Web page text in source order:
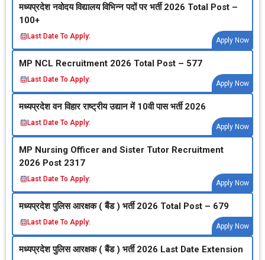
मध्‍यप्रदेश नवोदय विद्यालय विभिन्‍न पदों पर भर्ती 2026 Total Post –
100+
Last Date To Apply:
Apply Now
MP NCL Recruitment 2026 Total Post – 577
Last Date To Apply:
Apply Now
मध्‍यप्रदेश वन विहार राष्‍ट्रीय उद्यान में 10वी पास भर्ती 2026
Last Date To Apply:
Apply Now
MP Nursing Officer and Sister Tutor Recruitment
2026 Post 2317
Last Date To Apply:
Apply Now
मध्‍यप्रदेश पुलिस आरक्षक ( बैंड ) भर्ती 2026 Total Post – 679
Last Date To Apply:
Apply Now
मध्‍यप्रदेश पुलिस आरक्षक ( बैंड ) भर्ती 2026 Last Date Extension